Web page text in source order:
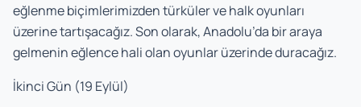
eğlenme biçimlerimizden türküler ve halk oyunları
üzerine tartışacağız. Son olarak, Anadolu’da bir araya
gelmenin eğlence hali olan oyunlar üzerinde duracağız.
İkinci Gün (19 Eylül)